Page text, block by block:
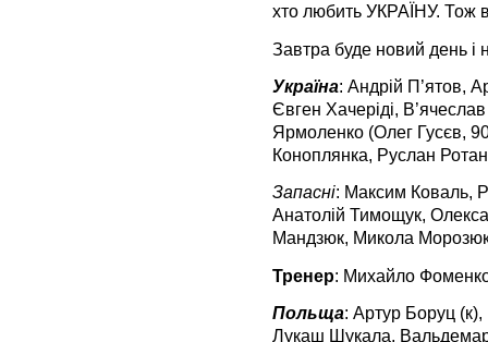
хто любить УКРАЇНУ. Тож
Завтра буде новий день і
Україна: Андрій П’ятов,
Євген Хачеріді,
Ярмоленко (Олег Гусєв,
Коноплянка, Руслан
Запасні: Максим Коваль,
Анатолій Тимощук,
Мандзюк, Микола
Тренер: Михайло
Польща: Артур Боруц
Лукаш Шукала,